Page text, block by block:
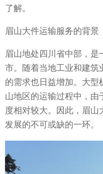
了解。
眉山大件运输服务的背景
眉山地处四川省中部，
市。随着当地工业和建筑
的需求也日益增加。大型
山地区的运输过程中，
度相对较大。因此，眉
发展的不可或缺的一环。